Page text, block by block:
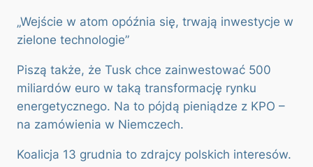
„Wejście w atom opóźnia się, trwają inwestycje w
zielone technologie”
Piszą także, że Tusk chce zainwestować 500
miliardów euro w taką transformację rynku
energetycznego. Na to pójdą pieniądze z KPO –
na zamówienia w Niemczech.
Koalicja 13 grudnia to zdrajcy polskich interesów.